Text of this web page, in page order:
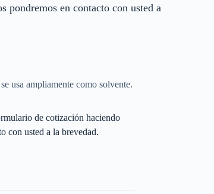
pondremos en contacto con usted a
usa ampliamente como solvente.
de cotización haciendo
con usted a la brevedad.